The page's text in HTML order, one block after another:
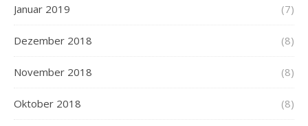
Januar 2019 (7)
Dezember 2018 (8)
November 2018 (8)
Oktober 2018 (8)